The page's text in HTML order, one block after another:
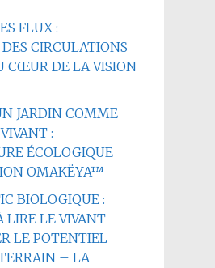
FLUX :
CIRCULATIONS
CŒUR DE LA VISION
JARDIN COMME
:
ÉCOLOGIQUE
OMAKËYA™
BIOLOGIQUE :
LIRE LE VIVANT
LE POTENTIEL
– LA